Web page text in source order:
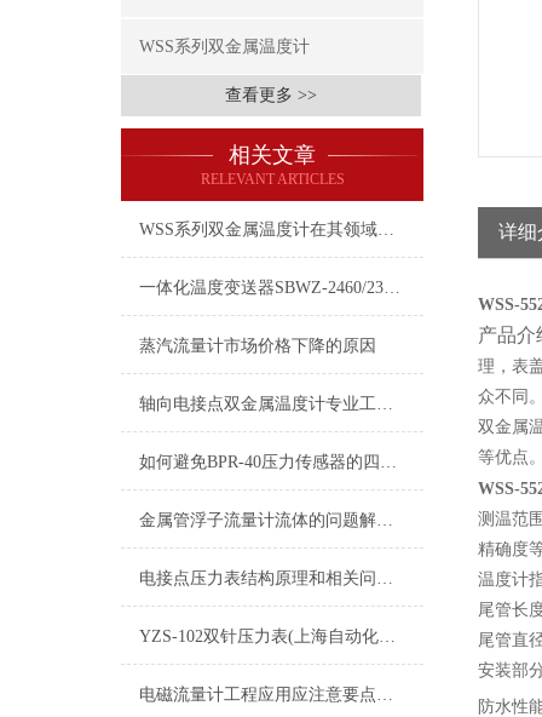
WSS系列双金属温度计
查看更多 >>
相关文章
RELEVANT ARTICLES
WSS系列双金属温度计在其领域立下了汗马功劳
一体化温度变送器SBWZ-2460/2312A产品介绍
蒸汽流量计市场价格下降的原因
轴向电接点双金属温度计专业工程设计的5个方法和技巧
如何避免BPR-40压力传感器的四大误差
金属管浮子流量计流体的问题解决办法
电接点压力表结构原理和相关问题处理
YZS-102双针压力表(上海自动化仪表四厂)-白云牌产品介绍
电磁流量计工程应用应注意要点分享
详细
WSS-
产品介
理，表
众不同
双金属
等优点
WSS-
测温范
精确度
温度计
尾管长
尾管直
安装部
防水性